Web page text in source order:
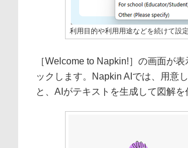
利用目的や利用用途などを続けて設定
［Welcome to Napkin!］の画面が
ックします。Napkin AIでは、用意
と、AIがテキストを生成して図解